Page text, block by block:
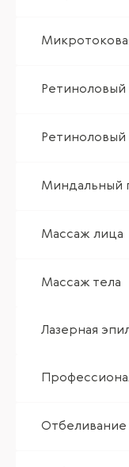
Ретиноловый
Ретиноловый
Миндальный
Массаж лица
Массаж тела
Лазерная
Отбеливание